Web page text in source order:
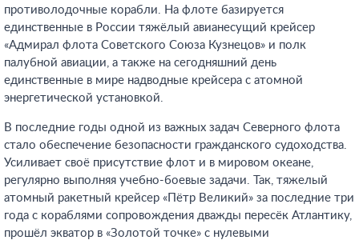
противолодочные корабли. На флоте базируется
единственные в России тяжёлый авианесущий крейсер
«Адмирал флота Советского Союза Кузнецов» и полк
палубной авиации, а также на сегодняшний день
единственные в мире надводные крейсера с атомной
энергетической установкой.
В последние годы одной из важных задач Северного флота
стало обеспечение безопасности гражданского судоходства.
Усиливает своё присутствие флот и в мировом океане,
регулярно выполняя учебно-боевые задачи. Так, тяжелый
атомный ракетный крейсер «Пётр Великий» за последние три
года с кораблями сопровождения дважды пересёк Атлантику,
прошёл экватор в «Золотой точке» с нулевыми